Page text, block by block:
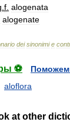
f alogenata
alogenate
dei sinonimi e
⚽
Поможем
aloflora
at other